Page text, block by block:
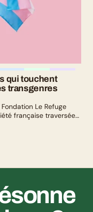
qui touchent
transgenres
Le Refuge
française traversée